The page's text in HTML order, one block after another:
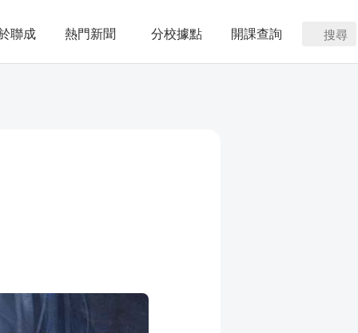
搜尋
開課查詢
分校據點
熱門新聞
聯成